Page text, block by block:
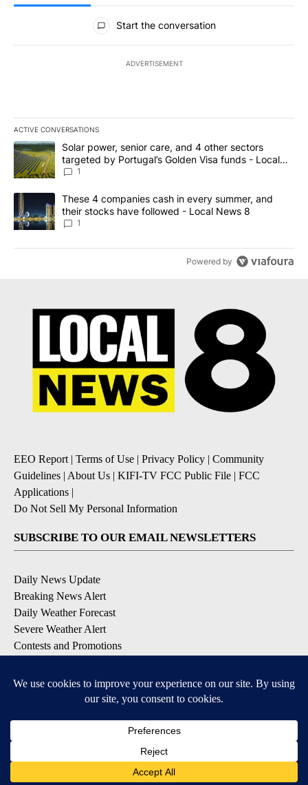
All Comments
Start the conversation
ADVERTISEMENT
ACTIVE CONVERSATIONS
The following is a list of the most commented articles in the last
A trending article titled "Solar power, senior care, and 4 other
Solar power, senior care, and 4 other sectors
targeted by Portugal’s Golden Visa funds - Local
News 8
1
A trending article titled "These 4 companies cash in every
These 4 companies cash in every summer, and
their stocks have followed - Local News 8
1
Powered by
EEO Report| Terms of Use | Privacy Policy | Community
Guidelines | About Us | KIFI-TV FCC Public File | FCC
Applications |
Do Not Sell My Personal Information
SUBSCRIBE TO OUR EMAIL NEWSLETTERS
Daily News Update
Breaking News Alert
Daily Weather Forecast
Severe Weather Alert
Contests and Promotions